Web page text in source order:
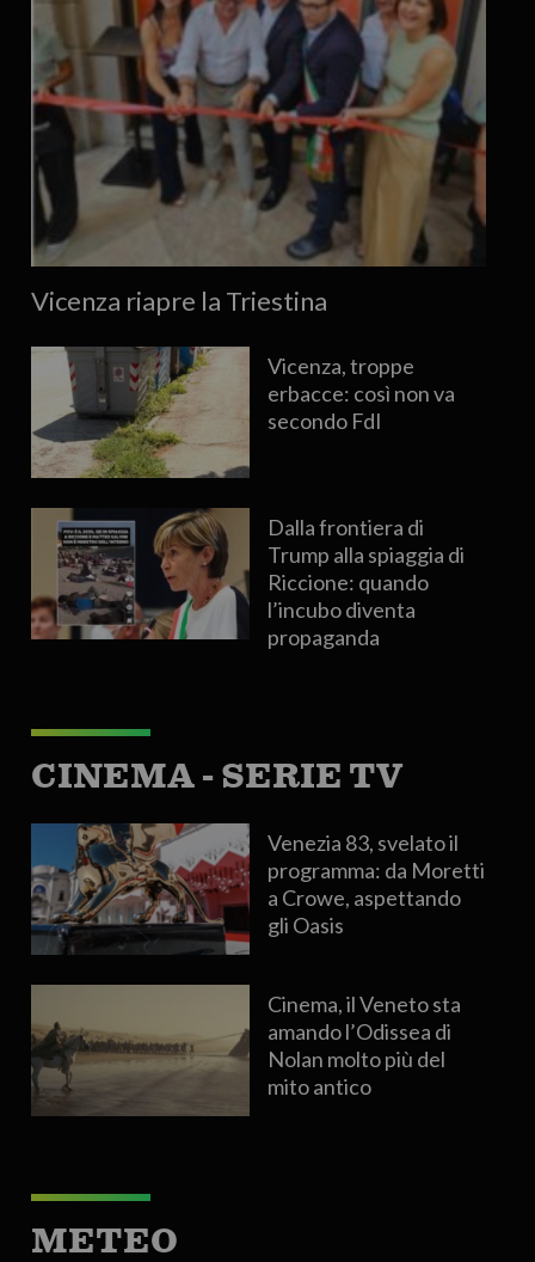
Vicenza riapre la Triestina
Vicenza, troppe
erbacce: così non va
secondo FdI
Dalla frontiera di
Trump alla spiaggia di
Riccione: quando
l’incubo diventa
propaganda
CINEMA - SERIE TV
Venezia 83, svelato il
programma: da Moretti
a Crowe, aspettando
gli Oasis
Cinema, il Veneto sta
amando l’Odissea di
Nolan molto più del
mito antico
METEO